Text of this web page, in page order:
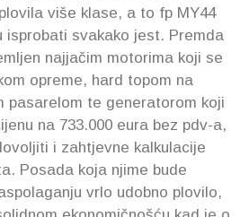
više klase, a to fp MY44
isprobati svakako jest. Premda
najjačim motorima koji se
opreme, hard topom na
pasarelom te generatorom koji
na 733.000 eura bez pdv-a,
i zahtjevne kalkulacije
Posada koja njime bude
vrlo udobno plovilo,